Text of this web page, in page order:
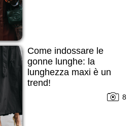
Come indossare le
gonne lunghe: la
lunghezza maxi è un
trend!
8